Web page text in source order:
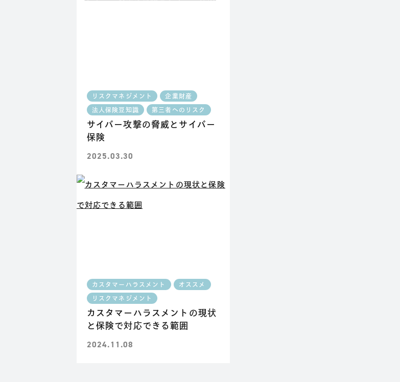
リスクマネジメント 企業財産
法人保険豆知識 第三者へのリスク
サイバー攻撃の脅威とサイバー
保険
2025.03.30
カスタマーハラスメント オススメ
リスクマネジメント
カスタマーハラスメントの現状
と保険で対応できる範囲
2024.11.08